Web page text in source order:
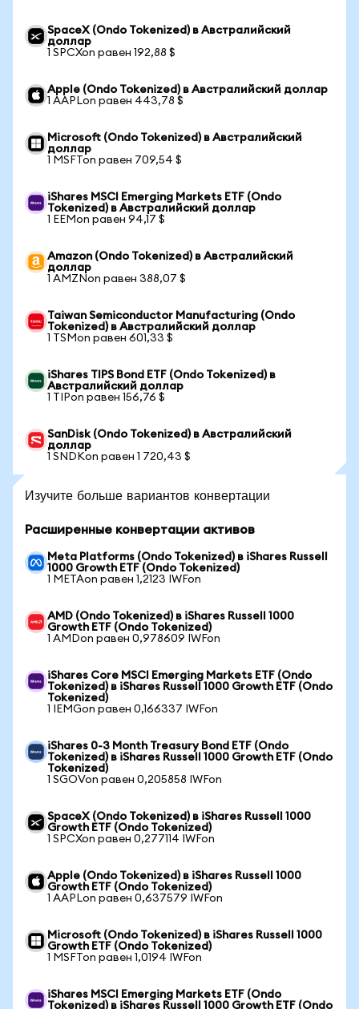
SpaceX (Ondo Tokenized) в Австралийский
доллар
1 SPCXon равен 192,88 $
Apple (Ondo Tokenized) в Австралийский доллар
1 AAPLon равен 443,78 $
Microsoft (Ondo Tokenized) в Австралийский
доллар
1 MSFTon равен 709,54 $
iShares MSCI Emerging Markets ETF (Ondo
Tokenized) в Австралийский доллар
1 EEMon равен 94,17 $
Amazon (Ondo Tokenized) в Австралийский
доллар
1 AMZNon равен 388,07 $
Taiwan Semiconductor Manufacturing (Ondo
Tokenized) в Австралийский доллар
1 TSMon равен 601,33 $
iShares TIPS Bond ETF (Ondo Tokenized) в
Австралийский доллар
1 TIPon равен 156,76 $
SanDisk (Ondo Tokenized) в Австралийский
доллар
1 SNDKon равен 1 720,43 $
Изучите больше вариантов конвертации
Расширенные конвертации активов
Meta Platforms (Ondo Tokenized) в iShares Russell
1000 Growth ETF (Ondo Tokenized)
1 METAon равен 1,2123 IWFon
AMD (Ondo Tokenized) в iShares Russell 1000
Growth ETF (Ondo Tokenized)
1 AMDon равен 0,978609 IWFon
iShares Core MSCI Emerging Markets ETF (Ondo
Tokenized) в iShares Russell 1000 Growth ETF (Ondo
Tokenized)
1 IEMGon равен 0,166337 IWFon
iShares 0-3 Month Treasury Bond ETF (Ondo
Tokenized) в iShares Russell 1000 Growth ETF (Ondo
Tokenized)
1 SGOVon равен 0,205858 IWFon
SpaceX (Ondo Tokenized) в iShares Russell 1000
Growth ETF (Ondo Tokenized)
1 SPCXon равен 0,277114 IWFon
Apple (Ondo Tokenized) в iShares Russell 1000
Growth ETF (Ondo Tokenized)
1 AAPLon равен 0,637579 IWFon
Microsoft (Ondo Tokenized) в iShares Russell 1000
Growth ETF (Ondo Tokenized)
1 MSFTon равен 1,0194 IWFon
iShares MSCI Emerging Markets ETF (Ondo
Tokenized) в iShares Russell 1000 Growth ETF (Ondo